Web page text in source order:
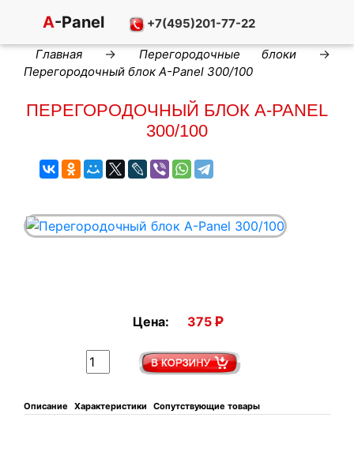
A-Panel +7(495)201-77-22
Главная → Перегородочные блоки→
Перегородочный блок A-Panel 300/100
ПЕРЕГОРОДОЧНЫЙ БЛОК A-PANEL
300/100
Цена: 375 Р
Описание Характеристики Сопутствующие товары